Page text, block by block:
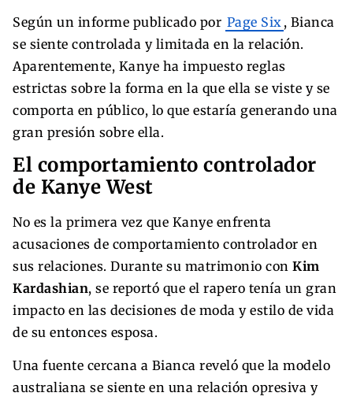
Según un informe publicado por Page Six , Bianca
se siente controlada y limitada en la relación.
Aparentemente, Kanye ha impuesto reglas
estrictas sobre la forma en la que ella se viste y se
comporta en público, lo que estaría generando una
gran presión sobre ella.
El comportamiento controlador
de Kanye West
No es la primera vez que Kanye enfrenta
acusaciones de comportamiento controlador en
sus relaciones. Durante su matrimonio con Kim
Kardashian, se reportó que el rapero tenía un gran
impacto en las decisiones de moda y estilo de vida
de su entonces esposa.
Una fuente cercana a Bianca reveló que la modelo
australiana se siente en una relación opresiva y